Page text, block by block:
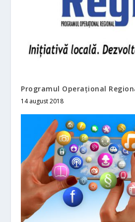
Programul Operațional
14 august 2018